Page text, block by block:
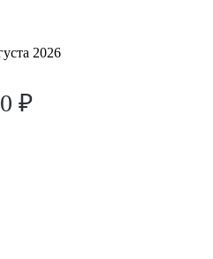
2026
₽